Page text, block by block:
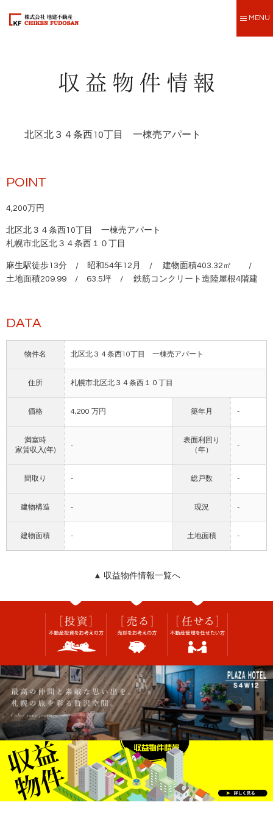
MENU
北区北３４条西10丁目 一棟売アパート
POINT
4,200万円
北区北３４条西10丁目 一棟売アパート
札幌市北区北３４条西１０丁目
麻生駅徒歩13分 / 昭和54年12月 / 建物面積403.32㎡ /
土地面積209.99 / 63.5坪 / 鉄筋コンクリート造陸屋根4階建
DATA
物件名 北区北３４条西10丁目 一棟売アパート
住所 札幌市北区北３４条西１０丁目
価格 4,200 万円 築年月 -
満室時
家賃収入(年)
-
表面利回り
（年）
-
間取り - 総戸数 -
建物構造 - 現況 -
建物面積 - 土地面積 -
▲ 収益物件情報一覧へ